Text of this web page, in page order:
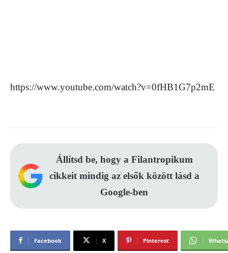
https://www.youtube.com/watch?v=0fHB1G7p2mE
Állítsd be, hogy a Filantropikum
cikkeit mindig az elsők között lásd a
Google-ben
Facebook X Pinterest